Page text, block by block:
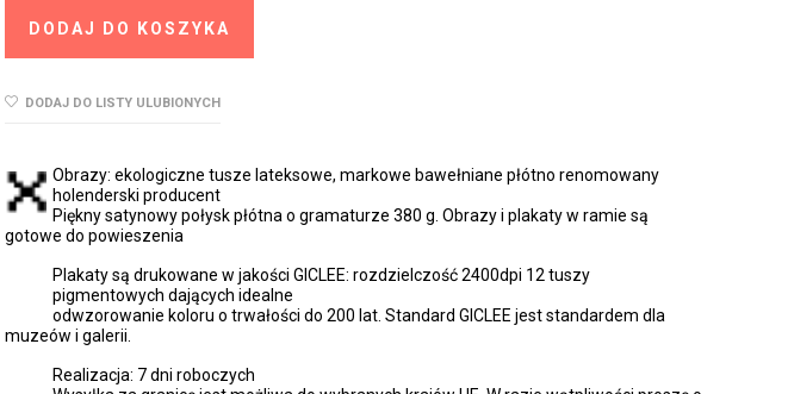
DODAJ DO KOSZYKA
DODAJ DO LISTY ULUBIONYCH
Obrazy: ekologiczne tusze lateksowe, markowe bawełniane płótno renomowany
holenderski producent
Piękny satynowy połysk płótna o gramaturze 380 g. Obrazy i plakaty w ramie są
gotowe do powieszenia
Plakaty są drukowane w jakości GICLEE: rozdzielczość 2400dpi 12 tuszy
pigmentowych dających idealne
odwzorowanie koloru o trwałości do 200 lat. Standard GICLEE jest standardem dla
muzeów i galerii.
Realizacja: 7 dni roboczych